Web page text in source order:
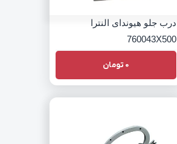
درب جلو هیوندای النترا
760043X500
0 تومان